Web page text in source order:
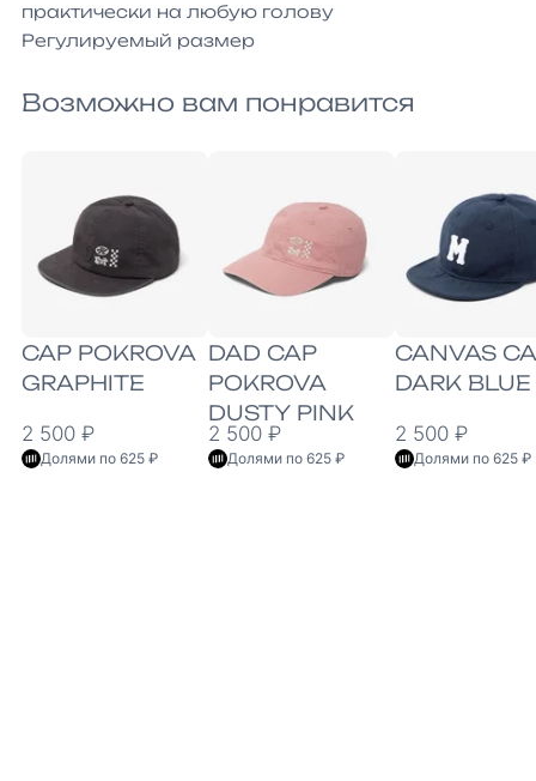
практически на любую голову
Возможно вам понравится
CAP POKROVA
GRAPHITE
2 500 ₽
Долями по 625 ₽
DAD CAP
POKROVA
DUSTY PINK
2 500 ₽
Долями по 625 ₽
CANVAS
DARK BLUE
2 500 ₽
Долями по 625 ₽